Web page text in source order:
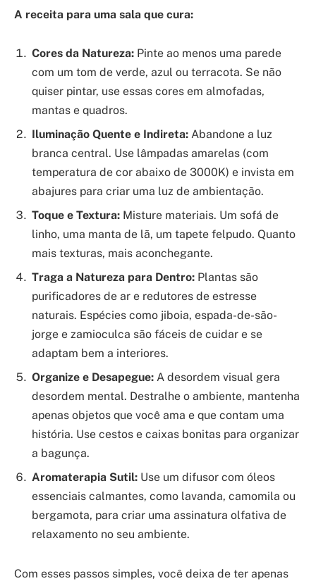
A receita para uma sala que cura:
Cores da Natureza: Pinte ao menos uma parede
com um tom de verde, azul ou terracota. Se não
quiser pintar, use essas cores em almofadas,
mantas e quadros.
Iluminação Quente e Indireta: Abandone a luz
branca central. Use lâmpadas amarelas (com
temperatura de cor abaixo de 3000K) e invista em
abajures para criar uma luz de ambientação.
Toque e Textura: Misture materiais. Um sofá de
linho, uma manta de lã, um tapete felpudo. Quanto
mais texturas, mais aconchegante.
Traga a Natureza para Dentro: Plantas são
purificadores de ar e redutores de estresse
naturais. Espécies como jiboia, espada-de-são-
jorge e zamioculca são fáceis de cuidar e se
adaptam bem a interiores.
Organize e Desapegue: A desordem visual gera
desordem mental. Destralhe o ambiente, mantenha
apenas objetos que você ama e que contam uma
história. Use cestos e caixas bonitas para organizar
a bagunça.
Aromaterapia Sutil: Use um difusor com óleos
essenciais calmantes, como lavanda, camomila ou
bergamota, para criar uma assinatura olfativa de
relaxamento no seu ambiente.
Com esses passos simples, você deixa de ter apenas